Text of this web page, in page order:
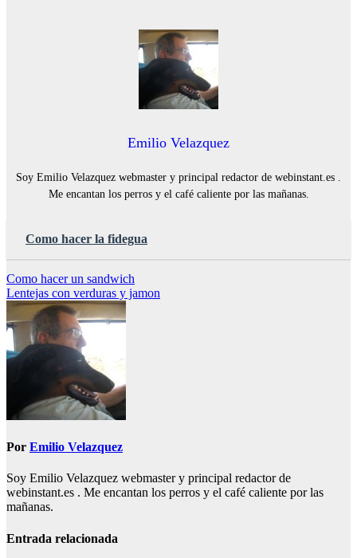
Emilio Velazquez
Soy Emilio Velazquez webmaster y principal redactor de webinstant.es .
Me encantan los perros y el café caliente por las mañanas.
Como hacer la fidegua
Navegación
de
entradas
Como hacer un sandwich
Lentejas con verduras y jamon
Por Emilio Velazquez
Soy Emilio Velazquez webmaster y principal redactor de
webinstant.es . Me encantan los perros y el café caliente por las
mañanas.
Entrada relacionada